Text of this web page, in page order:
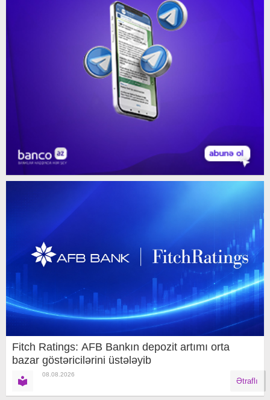
Fitch Ratings: AFB Bankın depozit artımı orta
bazar göstəricilərini üstələyib
08.08.2026
Ətraflı